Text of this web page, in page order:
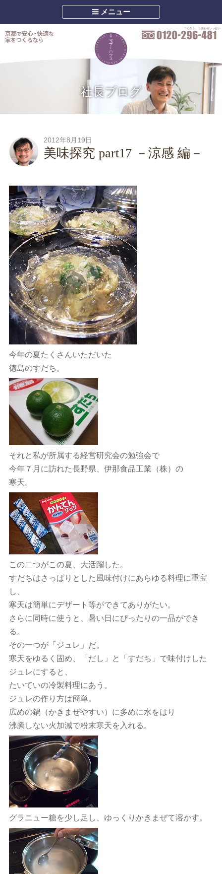
メニュー
社長ブログ
2012年8月19日
美味探究 part17 －涼感 編－
今年の夏たくさんいただいた
徳島のすだち。
それと私が所属する経営研究会の勉強会で
今年７月に訪れた長野県、伊那食品工業（株）の
寒天。
この二つがこの夏、大活躍した。
すだちはさっぱりとした風味付けにあらゆる料理に重宝
し、
寒天は簡単にデザート等ができてありがたい。
さらに同時に使うと、暑い日にぴったりの一品ができ
る。
その一つが「ジュレ」だ。
寒天をゆるく固め、「だし」と「すだち」で味付けした
ジュレにすると、
たいていの冷製料理にあう。
ジュレの作り方は簡単。
広めの鍋（かきまぜやすい）に多めに水をはり
沸騰しない火加減で粉末寒天を入れる。
グラニュー糖を少し足し、ゆっくりかきまぜて溶かす。